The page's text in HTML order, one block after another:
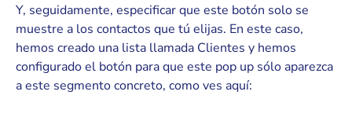
Y, seguidamente, especificar que este botón solo se
muestre a los contactos que tú elijas. En este caso,
hemos creado una lista llamada Clientes y hemos
configurado el botón para que este pop up sólo aparezca
a este segmento concreto, como ves aquí: